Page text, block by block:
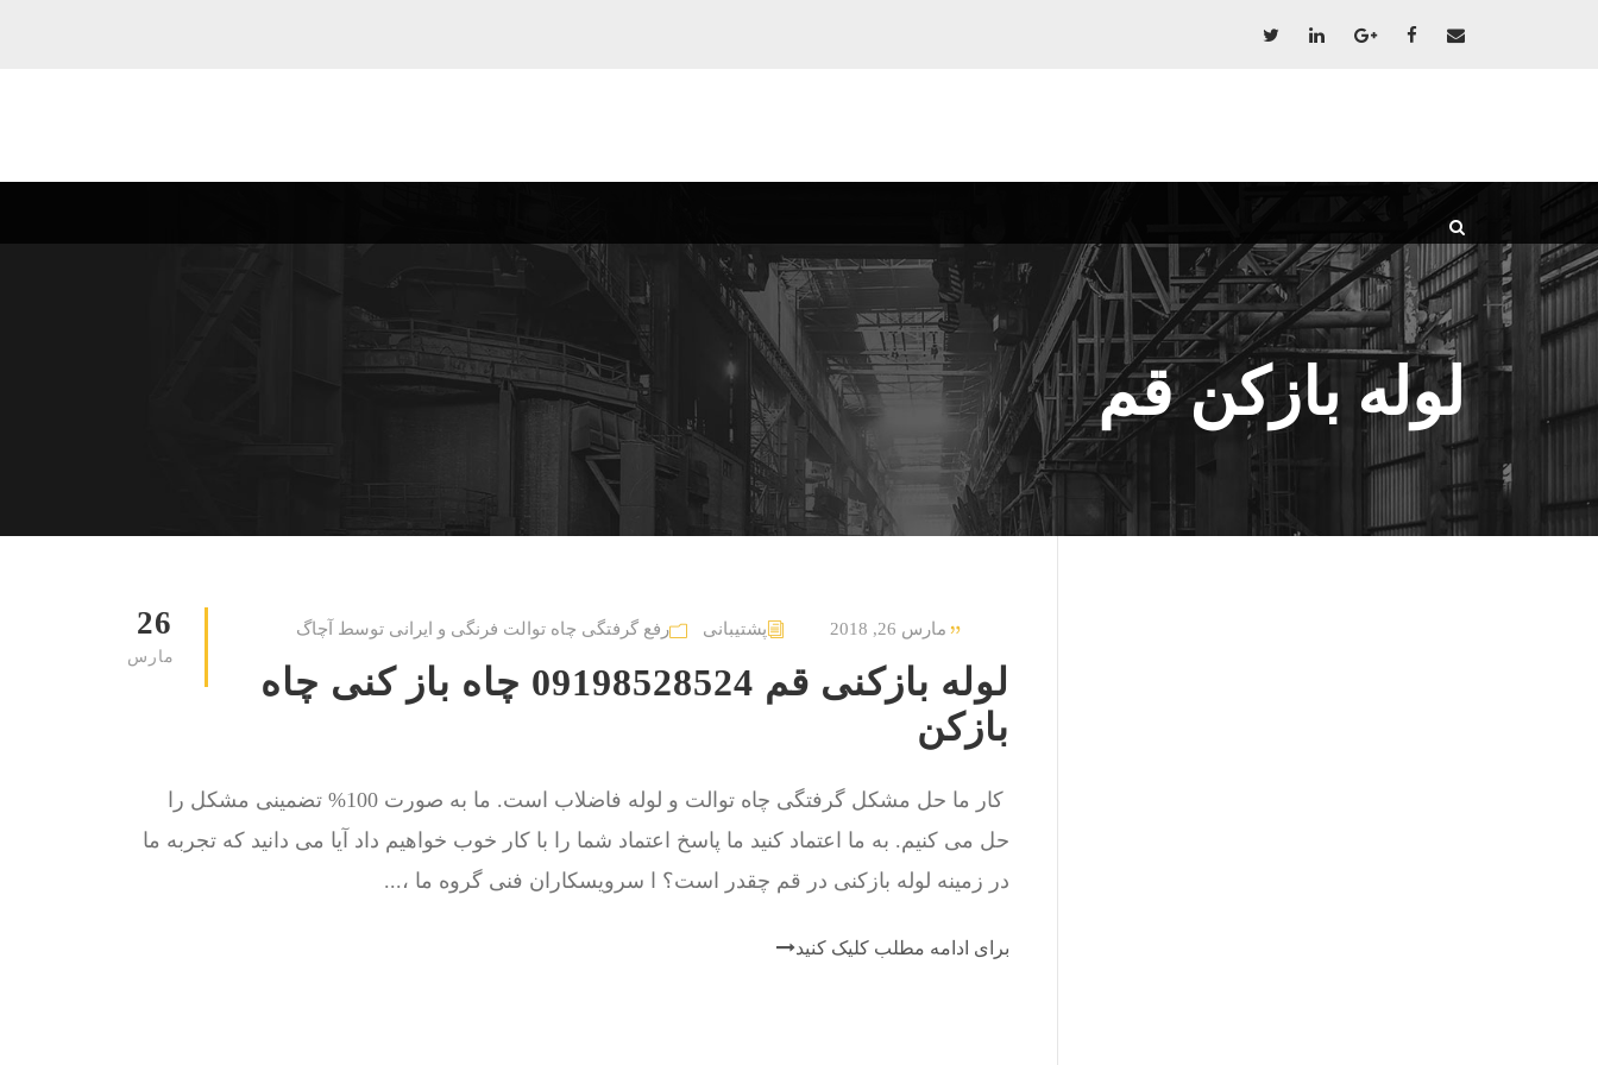
لوله بازکن قم
26
مارس
مارس 26, 2018 پشتیبانی رفع گرفتگی چاه توالت فرنگی و ایرانی توسط آچاگ
لوله بازکنی قم 09198528524 چاه باز کنی چاه
بازکن
کار ما حل مشکل گرفتگی چاه توالت و لوله فاضلاب است. ما به صورت 100% تضمینی مشکل را
حل می کنیم. به ما اعتماد کنید ما پاسخ اعتماد شما را با کار خوب خواهیم داد آیا می دانید که تجربه ما
در زمینه لوله بازکنی در قم چقدر است؟ ا سرویسکاران فنی گروه ما ،...
برای ادامه مطلب کلیک کنید